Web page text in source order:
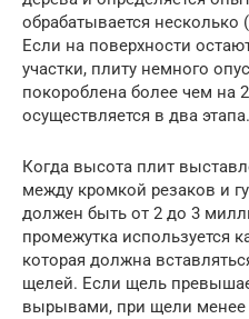
обрабатывается несколько
Если на поверхности
участки, плиту немного
покороблена более чем на
осуществляется в два этапа.
Когда высота плит
между кромкой резаков и
должен быть от 2 до 3
промежутка используется
которая должна
щелей. Если щель
вырывами, при щели менее